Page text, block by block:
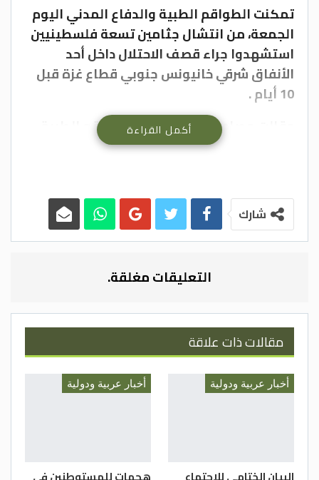
تمكنت الطواقم الطبية والدفاع المدني اليوم
الجمعة، من انتشال جثامين تسعة فلسطينيين
استشهدوا جراء قصف الاحتلال داخل أحد
الأنفاق شرقي خانيونس جنوبي قطاع غزة قبل
10 أيام .
وقالت مصادر فلسطينية، إن الطواقم الطبية
تمكنت من انتشال جثامين الشهداء الذين
–(بترا)
أكمل القراءة
شارك
التعليقات مغلقة.
مقالات ذات علاقة
أخبار عربية ودولية أخبار عربية ودولية